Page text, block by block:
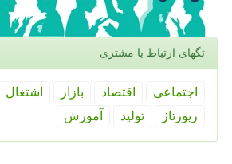
تگهای ارتباط با مشتری
اجتماعی اقتصاد بازار اشتغال
رپورتاژ
تولید آموزش